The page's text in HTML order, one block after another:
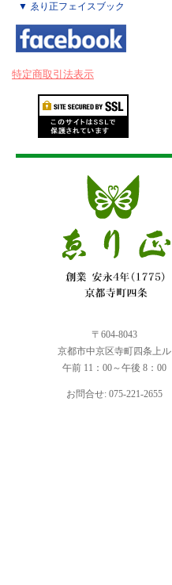
▼ ゑり正フェイスブック
特定商取引法表示
〒604-8043
京都市中京区寺町四条上ル
午前 11：00～午後 8：00
お問合せ: 075-221-2655